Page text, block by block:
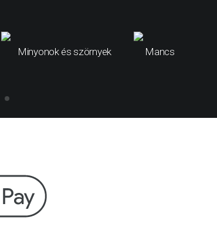
Minyonok és szörnyek Mancs őrjárat: A